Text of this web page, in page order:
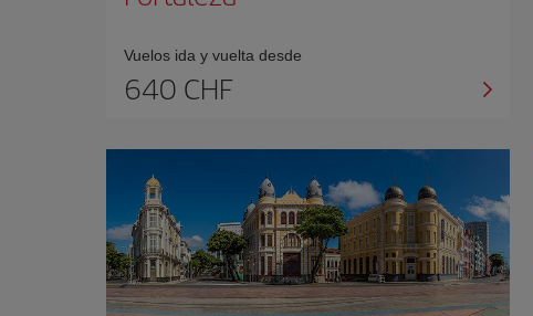
Vuelos ida y vuelta desde
640 CHF